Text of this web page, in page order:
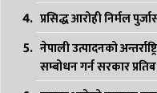
प्रसिद्ध आरोही निर्मल
नेपाली उत्पादनको
सम्बोधन गर्न सरकार